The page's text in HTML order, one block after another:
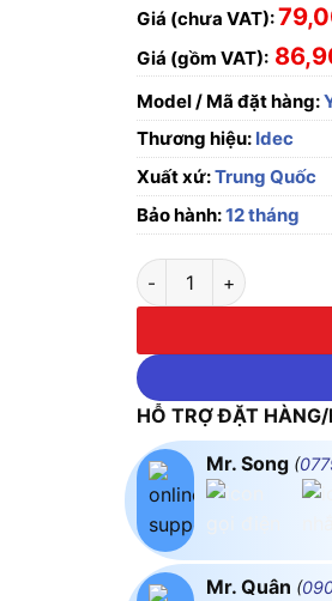
Giá (chưa VAT):
Giá (gồm VAT):
Model / Mã đặt hàng:
Thương hiệu: Idec
Xuất xứ:Trung Quốc
Bảo hành:12 tháng
Đèn báo UNIBODY
HỖ TRỢ ĐẶT
Mr. Song (
Mr. Quân (